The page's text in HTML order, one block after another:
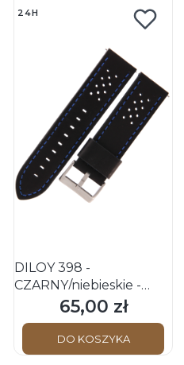
24H
DILOY 398 -
CZARNY/niebieskie -
24mm - Skórzany pasek
do zegarka o strukturze
perforowanej
Cena
65,00 zł
DO KOSZYKA